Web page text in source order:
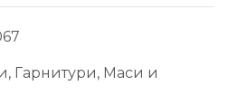
, Гарнитури, Маси и